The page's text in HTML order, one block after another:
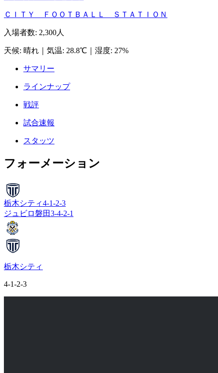
ＣＩＴＹ ＦＯＯＴＢＡＬＬ ＳＴＡＴＩＯＮ
入場者数: 2,300人
天候: 晴れ 気温: 28.8℃ 湿度: 27%
サマリー
ラインナップ
戦評
試合速報
スタッツ
フォーメーション
栃木シティ4-1-2-3
ジュビロ磐田3-4-2-1
栃木シティ
4-1-2-3